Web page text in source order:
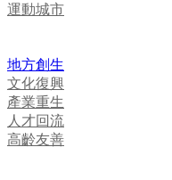
運動城市
地方創生
文化復興
產業重生
人才回流
高齡友善